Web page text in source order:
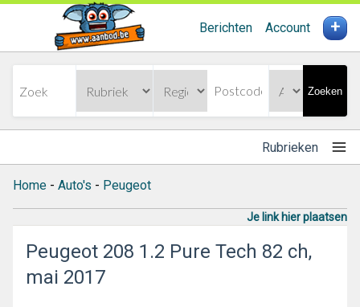
Berichten Account +
Zoeken
Rubrieken
Home - Auto's - Peugeot
Je link hier plaatsen
Peugeot 208 1.2 Pure Tech 82 ch,
mai 2017